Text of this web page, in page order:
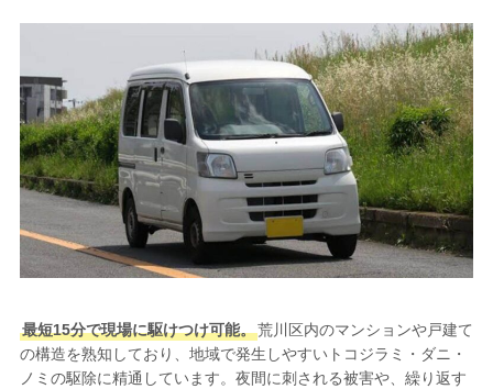
最短15分で現場に駆けつけ可能。荒川区内のマンションや戸建て
の構造を熟知しており、地域で発生しやすいトコジラミ・ダニ・
ノミの駆除に精通しています。夜間に刺される被害や、繰り返す